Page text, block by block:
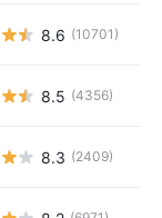
8.6 (10701)
8.5 (4356)
8.3 (2409)